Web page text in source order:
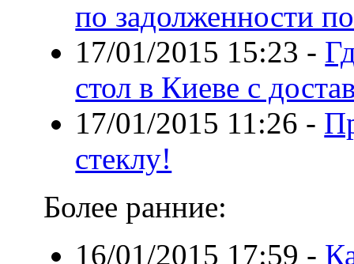
по задолженности
17/01/2015 15:23 -
стол в Киеве с
17/01/2015 11:26 -
стеклу!
Более ранние:
16/01/2015 17:59 -